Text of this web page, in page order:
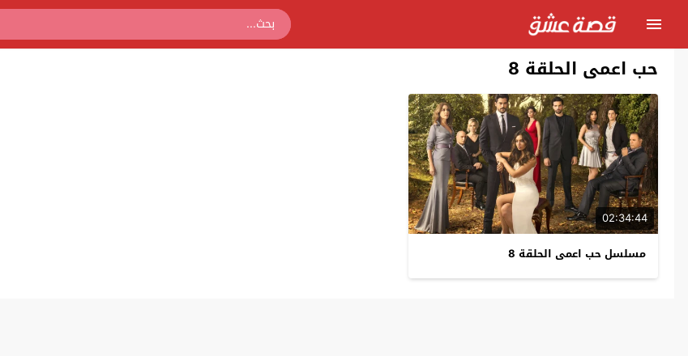
حب اعمى الحلقة 8
02:34:44
مسلسل حب اعمى الحلقة 8